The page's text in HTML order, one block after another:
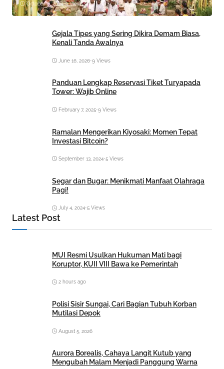
October 8, 2024•9 Views
Gejala Tipes yang Sering Dikira Demam Biasa,
Kenali Tanda Awalnya
June 16, 2026•9 Views
Panduan Lengkap Reservasi Tiket Turyapada
Tower: Wajib Online
February 7, 2025•9 Views
Ramalan Mengerikan Kiyosaki: Momen Tepat
Investasi Bitcoin?
September 13, 2024•5 Views
Segar dan Bugar: Menikmati Manfaat Olahraga
Pagi!
July 4, 2024•5 Views
Latest Post
MUI Resmi Usulkan Hukuman Mati bagi
Koruptor, KUII VIII Bawa ke Pemerintah
2 hours ago
Polisi Sisir Sungai, Cari Bagian Tubuh Korban
Mutilasi Depok
August 5, 2026
Aurora Borealis, Cahaya Langit Kutub yang
Mengubah Malam Menjadi Panggung Warna